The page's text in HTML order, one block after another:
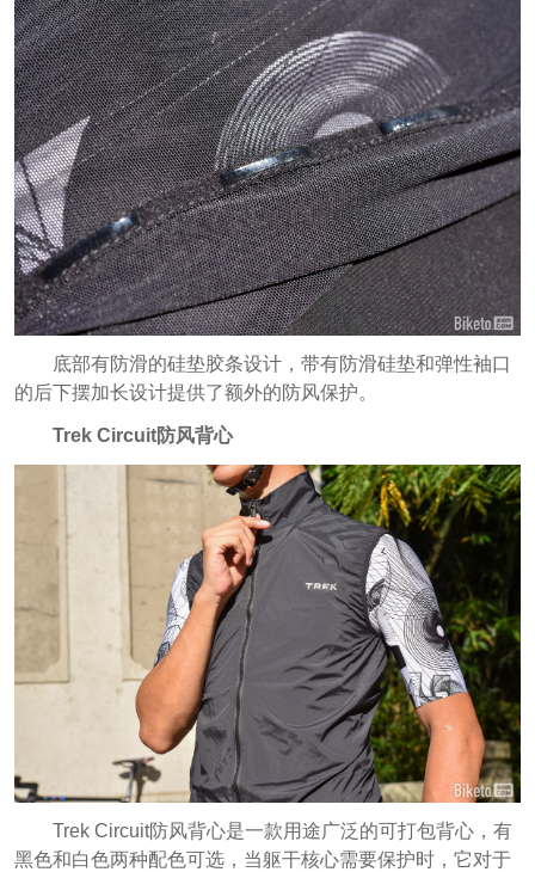
底部有防滑的硅垫胶条设计，带有防滑硅垫和弹性袖口
的后下摆加长设计提供了额外的防风保护。
Trek Circuit防风背心
Trek Circuit防风背心是一款用途广泛的可打包背心，有
黑色和白色两种配色可选，当躯干核心需要保护时，它对于